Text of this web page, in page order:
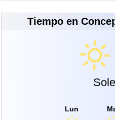
Tiempo en
Lun